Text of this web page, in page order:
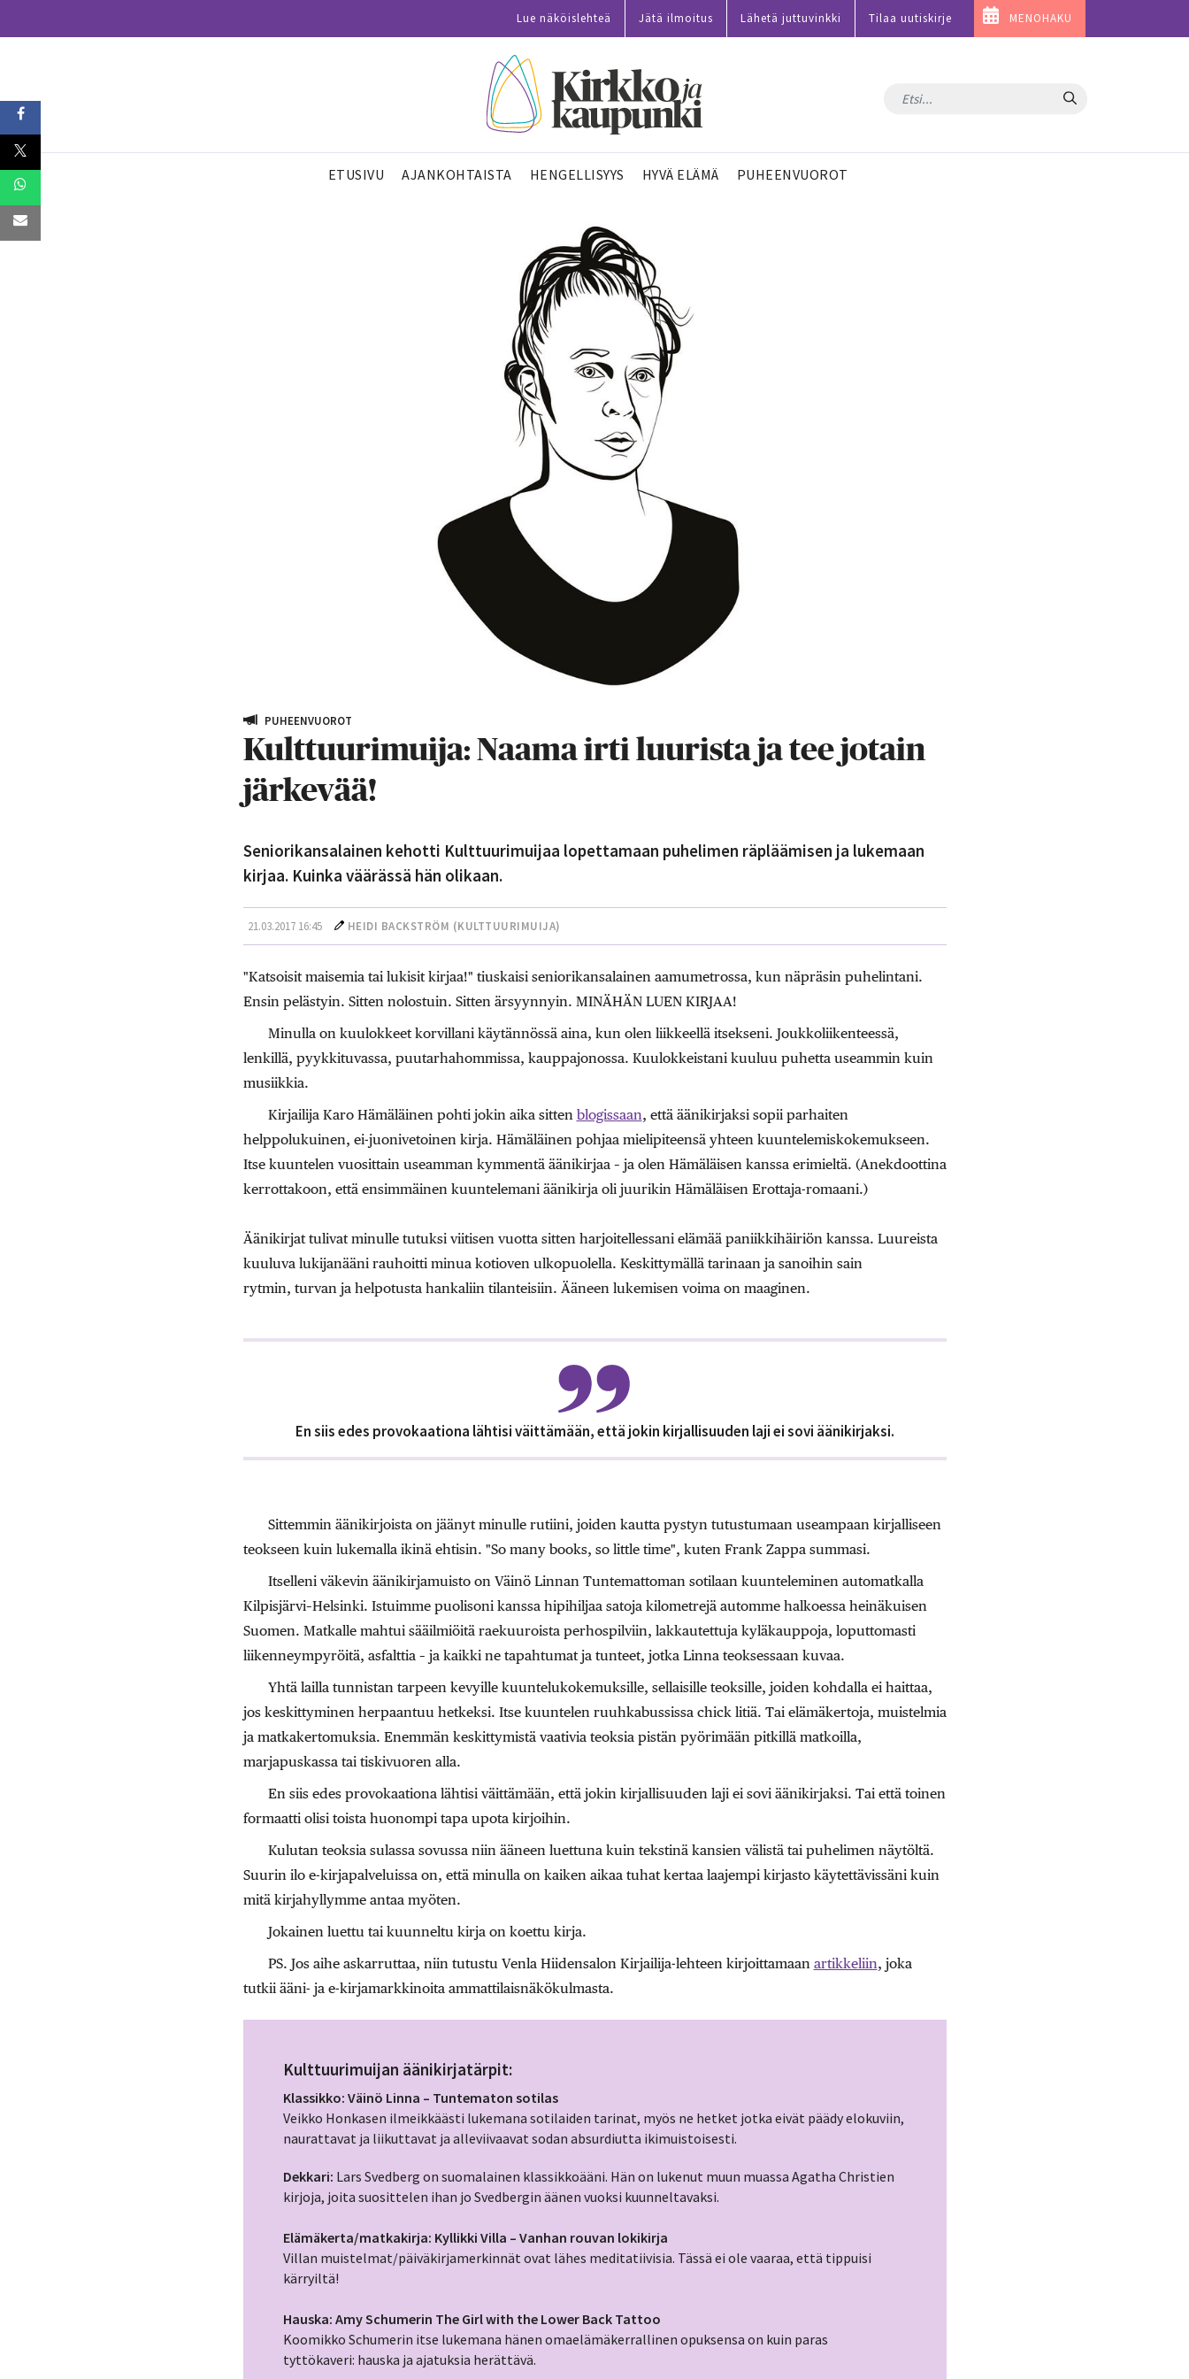
Lue näköislehteä Jätä ilmoitus Lähetä juttuvinkki Tilaa uutiskirje MENOHAKU
Hae
ETUSIVU AJANKOHTAISTA HENGELLISYYS HYVÄ ELÄMÄ PUHEENVUOROT
PUHEENVUOROT
Kulttuurimuija: Naama irti luurista ja tee jotain
järkevää!
Seniorikansalainen kehotti Kulttuurimuijaa lopettamaan puhelimen räpläämisen ja lukemaan
kirjaa. Kuinka väärässä hän olikaan.
21.03.2017 16:45 HEIDI BACKSTRÖM (KULTTUURIMUIJA)
"Katsoisit maisemia tai lukisit kirjaa!" tiuskaisi seniorikansalainen aamumetrossa, kun näpräsin puhelintani.
Ensin pelästyin. Sitten nolostuin. Sitten ärsyynnyin. MINÄHÄN LUEN KIRJAA!
Minulla on kuulokkeet korvillani käytännössä aina, kun olen liikkeellä itsekseni. Joukkoliikenteessä,
lenkillä, pyykkituvassa, puutarhahommissa, kauppajonossa. Kuulokkeistani kuuluu puhetta useammin kuin
musiikkia.
Kirjailija Karo Hämäläinen pohti jokin aika sitten blogissaan, että äänikirjaksi sopii parhaiten
helppolukuinen, ei-juonivetoinen kirja. Hämäläinen pohjaa mielipiteensä yhteen kuuntelemiskokemukseen.
Itse kuuntelen vuosittain useamman kymmentä äänikirjaa – ja olen Hämäläisen kanssa erimieltä. (Anekdoottina
kerrottakoon, että ensimmäinen kuuntelemani äänikirja oli juurikin Hämäläisen Erottaja-romaani.)
Äänikirjat tulivat minulle tutuksi viitisen vuotta sitten harjoitellessani elämää paniikkihäiriön kanssa. Luureista
kuuluva lukijanääni rauhoitti minua kotioven ulkopuolella. Keskittymällä tarinaan ja sanoihin sain
rytmin, turvan ja helpotusta hankaliin tilanteisiin. Ääneen lukemisen voima on maaginen.
En siis edes provokaationa lähtisi väittämään, että jokin kirjallisuuden laji ei sovi äänikirjaksi.
Sittemmin äänikirjoista on jäänyt minulle rutiini, joiden kautta pystyn tutustumaan useampaan kirjalliseen
teokseen kuin lukemalla ikinä ehtisin. "So many books, so little time", kuten Frank Zappa summasi.
Itselleni väkevin äänikirjamuisto on Väinö Linnan Tuntemattoman sotilaan kuunteleminen automatkalla
Kilpisjärvi–Helsinki. Istuimme puolisoni kanssa hipihiljaa satoja kilometrejä automme halkoessa heinäkuisen
Suomen. Matkalle mahtui sääilmiöitä raekuuroista perhospilviin, lakkautettuja kyläkauppoja, loputtomasti
liikenneympyröitä, asfalttia – ja kaikki ne tapahtumat ja tunteet, jotka Linna teoksessaan kuvaa.
Yhtä lailla tunnistan tarpeen kevyille kuuntelukokemuksille, sellaisille teoksille, joiden kohdalla ei haittaa,
jos keskittyminen herpaantuu hetkeksi. Itse kuuntelen ruuhkabussissa chick litiä. Tai elämäkertoja, muistelmia
ja matkakertomuksia. Enemmän keskittymistä vaativia teoksia pistän pyörimään pitkillä matkoilla,
marjapuskassa tai tiskivuoren alla.
En siis edes provokaationa lähtisi väittämään, että jokin kirjallisuuden laji ei sovi äänikirjaksi. Tai että toinen
formaatti olisi toista huonompi tapa upota kirjoihin.
Kulutan teoksia sulassa sovussa niin ääneen luettuna kuin tekstinä kansien välistä tai puhelimen näytöltä.
Suurin ilo e-kirjapalveluissa on, että minulla on kaiken aikaa tuhat kertaa laajempi kirjasto käytettävissäni kuin
mitä kirjahyllymme antaa myöten.
Jokainen luettu tai kuunneltu kirja on koettu kirja.
PS. Jos aihe askarruttaa, niin tutustu Venla Hiidensalon Kirjailija-lehteen kirjoittamaan artikkeliin, joka
tutkii ääni- ja e-kirjamarkkinoita ammattilaisnäkökulmasta.
Kulttuurimuijan äänikirjatärpit:
Klassikko: Väinö Linna – Tuntematon sotilas
Veikko Honkasen ilmeikkäästi lukemana sotilaiden tarinat, myös ne hetket jotka eivät päädy elokuviin,
naurattavat ja liikuttavat ja alleviivaavat sodan absurdiutta ikimuistoisesti.
Dekkari: Lars Svedberg on suomalainen klassikkoääni. Hän on lukenut muun muassa Agatha Christien
kirjoja, joita suosittelen ihan jo Svedbergin äänen vuoksi kuunneltavaksi.
Elämäkerta/matkakirja: Kyllikki Villa – Vanhan rouvan lokikirja
Villan muistelmat/päiväkirjamerkinnät ovat lähes meditatiivisia. Tässä ei ole vaaraa, että tippuisi
kärryiltä!
Hauska: Amy Schumerin The Girl with the Lower Back Tattoo
Koomikko Schumerin itse lukemana hänen omaelämäkerrallinen opuksensa on kuin paras
tyttökaveri: hauska ja ajatuksia herättävä.